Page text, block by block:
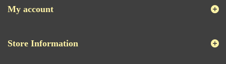
My account
Store Information